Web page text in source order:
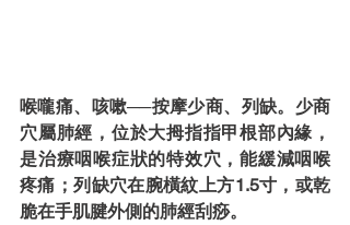
喉嚨痛、咳嗽──按摩少商、列缺。少商
穴屬肺經，位於大拇指指甲根部內緣，
是治療咽喉症狀的特效穴，能緩減咽喉
疼痛；列缺穴在腕橫紋上方1.5寸，或乾
脆在手肌腱外側的肺經刮痧。